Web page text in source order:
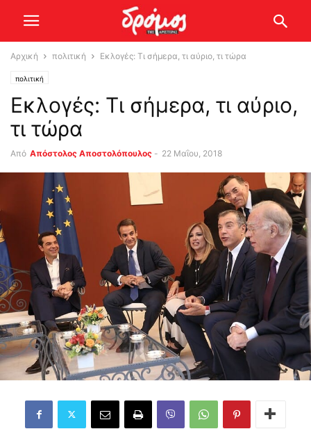
Αρχική πολιτική Εκλογές: Τι σήμερα, τι αύριο, τι τώρα
πολιτική
Εκλογές: Τι σήμερα, τι αύριο,
τι τώρα
Από Απόστολος Αποστολόπουλος - 22 Μαΐου, 2018